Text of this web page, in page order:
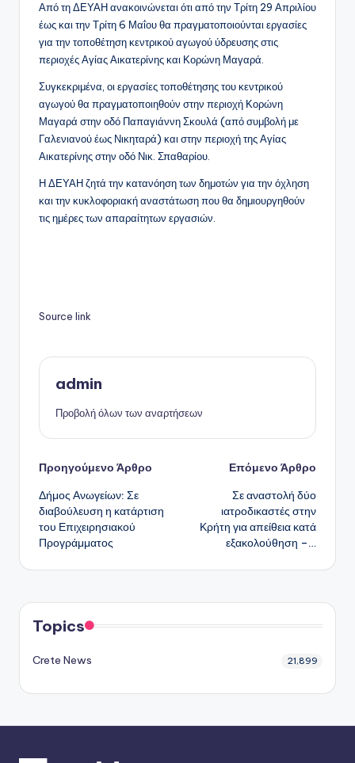
Από τη ΔΕΥΑΗ ανακοινώνεται ότι από την Τρίτη 29 Απριλίου
έως και την Τρίτη 6 Μαΐου θα πραγματοποιούνται εργασίες
για την τοποθέτηση κεντρικού αγωγού ύδρευσης στις
περιοχές Αγίας Αικατερίνης και Κορώνη Μαγαρά.
Συγκεκριμένα, οι εργασίες τοποθέτησης του κεντρικού
αγωγού θα πραγματοποιηθούν στην περιοχή Κορώνη
Μαγαρά στην οδό Παπαγιάννη Σκουλά (από συμβολή με
Γαλενιανού έως Νικηταρά) και στην περιοχή της Αγίας
Αικατερίνης στην οδό Νικ. Σπαθαρίου.
Η ΔΕΥΑΗ ζητά την κατανόηση των δημοτών για την όχληση
και την κυκλοφοριακή αναστάτωση που θα δημιουργηθούν
τις ημέρες των απαραίτητων εργασιών.
Source link
admin
Προβολή όλων των αναρτήσεων
Πλοήγηση
δημοσιεύσεων
Προηγούμενο Άρθρο
Δήμος Ανωγείων: Σε
διαβούλευση η κατάρτιση
του Επιχειρησιακού
Προγράμματος
Επόμενο Άρθρο
Σε αναστολή δύο
ιατροδικαστές στην
Κρήτη για απείθεια κατά
εξακολούθηση –…
Topics
Crete News 21,899